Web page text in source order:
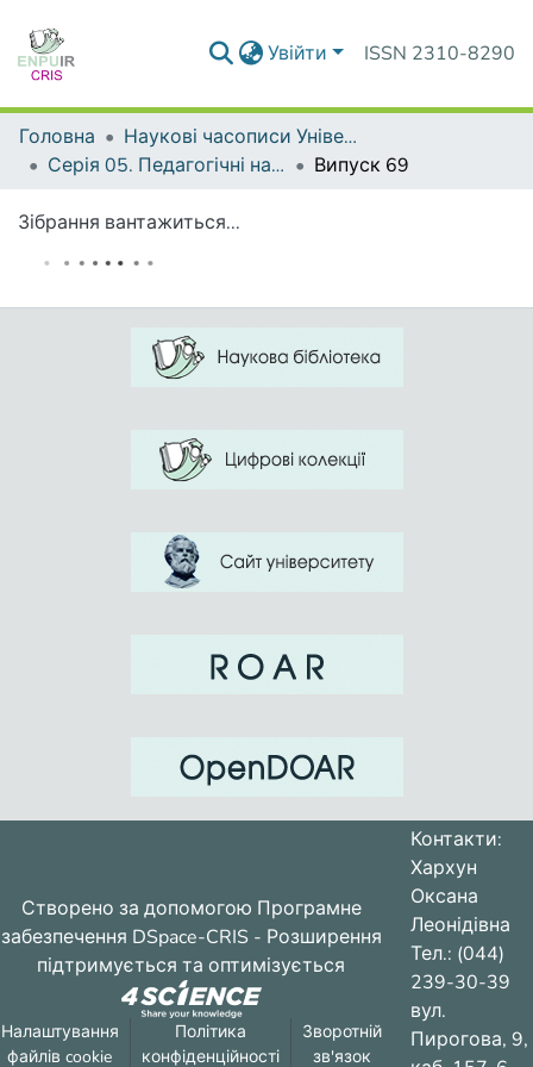
Увійти ISSN 2310-8290
Головна
Наукові часописи Університету
Серія 05. Педагогічні науки: реалії та перспективи
Випуск 69
Зібрання вантажиться...
Створено за допомогою Програмне
забезпечення DSpace-CRIS - Розширення
підтримується та оптимізується
Налаштування
файлів cookie
Політика
конфіденційності
Зворотній
зв'язок
Контакти:
Хархун
Оксана
Леонідівна
Тел.: (044)
239-30-39
вул.
Пирогова, 9,